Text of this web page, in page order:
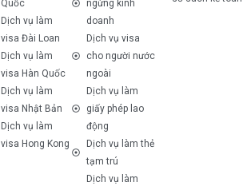
Quốc
Dịch vụ làm
visa Đài Loan
Dịch vụ làm
visa Hàn Quốc
Dịch vụ làm
visa Nhật Bản
Dịch vụ làm
visa Hong Kong
ngừng kinh
doanh
Dịch vụ visa
cho người nước
ngoài
Dịch vụ làm
giấy phép lao
động
Dịch vụ làm thẻ
tạm trú
Dịch vụ làm